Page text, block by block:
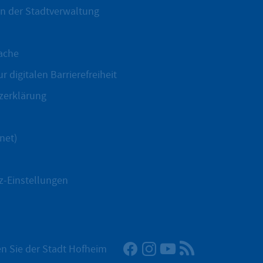
der Stadtverwaltung
digitalen Barrierefreiheit
Einstellungen
Sie der Stadt Hofheim Facebook
Instagram
YouTube